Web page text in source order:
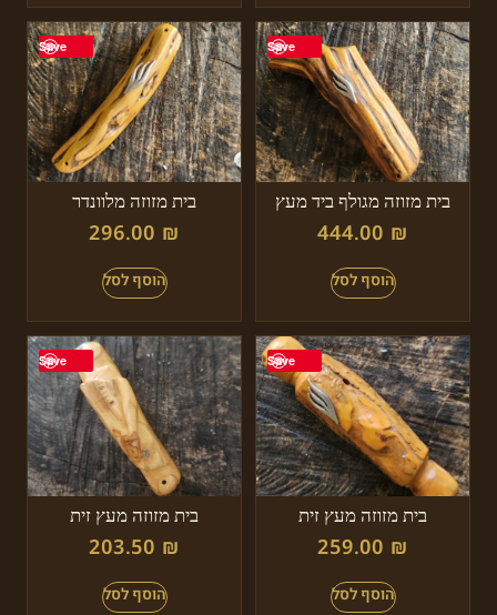
Save
בית מזוזה מגולף ביד מעץ
444.00 ₪
Save
בית מזוזה מלוונדר
296.00 ₪
Save
בית מזוזה מעץ זית
259.00 ₪
Save
בית מזוזה מעץ זית
203.50 ₪